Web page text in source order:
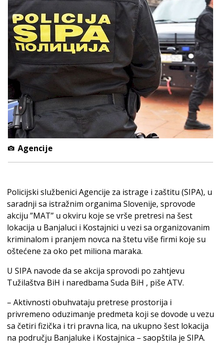
Agencije
Policijski službenici Agencije za istrage i zaštitu (SIPA), u
saradnji sa istražnim organima Slovenije, sprovode
akciju ”MAT” u okviru koje se vrše pretresi na šest
lokacija u Banjaluci i Kostajnici u vezi sa organizovanim
kriminalom i pranjem novca na štetu više firmi koje su
oštećene za oko pet miliona maraka.
U SIPA navode da se akcija sprovodi po zahtjevu
Tužilaštva BiH i naredbama Suda BiH , piše ATV.
– Aktivnosti obuhvataju pretrese prostorija i
privremeno oduzimanje predmeta koji se dovode u vezu
sa četiri fizička i tri pravna lica, na ukupno šest lokacija
na području Banjaluke i Kostajnica – saopštila je SIPA.